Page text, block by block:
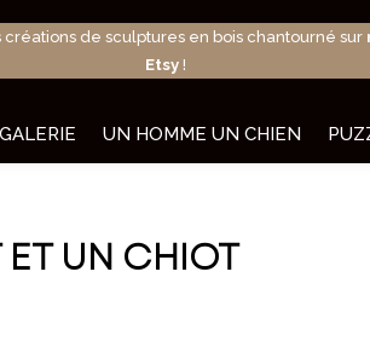
créations de sculptures en bois chantourné sur
Etsy !
GALERIE UN HOMME UN CHIEN
UN CHIOT